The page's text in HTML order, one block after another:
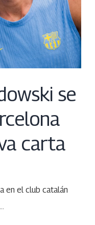
se
carta
en el club catalán